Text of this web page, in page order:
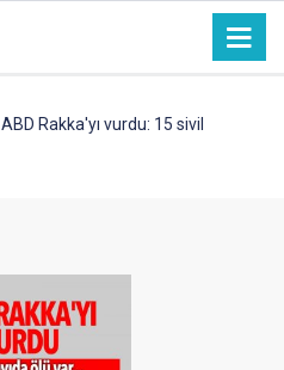
ABD Rakka'yı vurdu: 15 sivil